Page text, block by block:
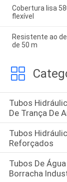
Cobertura lisa
flexível
Resistente ao
de 50 m
Tubos
De Trança De
Tubos
Reforçados
Tubos De
Borracha